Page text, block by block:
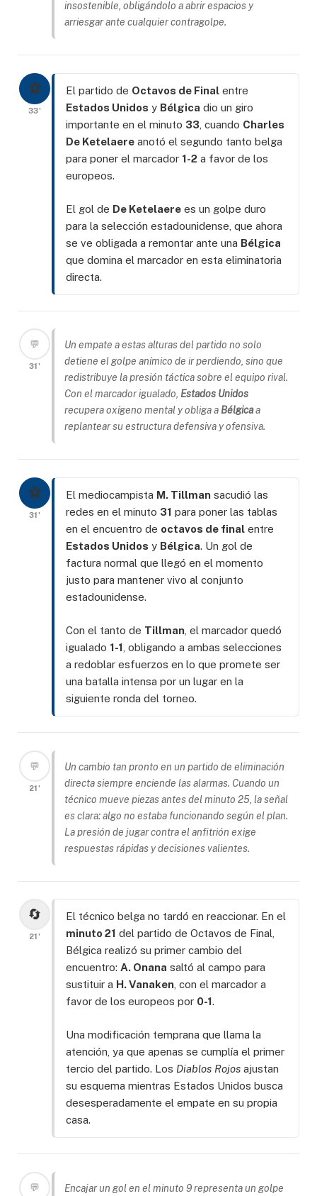
insostenible, obligándolo a abrir espacios y
arriesgar ante cualquier contragolpe.
⚽
33'
El partido de Octavos de Final entre
Estados Unidos y Bélgica dio un giro
importante en el minuto 33 , cuando Charles
De Ketelaere anotó el segundo tanto belga
para poner el marcador 1-2 a favor de los
europeos.
El gol de De Ketelaere es un golpe duro
para la selección estadounidense, que ahora
se ve obligada a remontar ante una Bélgica
que domina el marcador en esta eliminatoria
directa.
💬
31'
Un empate a estas alturas del partido no solo
detiene el golpe anímico de ir perdiendo, sino que
redistribuye la presión táctica sobre el equipo rival.
Con el marcador igualado, Estados Unidos
recupera oxígeno mental y obliga aBélgicaa
replantear su estructura defensiva y ofensiva.
⚽
31'
El mediocampista M. Tillman sacudió las
redes en el minuto 31 para poner las tablas
en el encuentro de octavos de final entre
Estados Unidos y Bélgica. Un gol de
factura normal que llegó en el momento
justo para mantener vivo al conjunto
estadounidense.
Con el tanto de Tillman , el marcador quedó
igualado 1-1 , obligando a ambas selecciones
a redoblar esfuerzos en lo que promete ser
una batalla intensa por un lugar en la
siguiente ronda del torneo.
💬
21'
Un cambio tan pronto en un partido de eliminación
directa siempre enciende las alarmas. Cuando un
técnico mueve piezas antes del minuto 25, la señal
es clara: algo no estaba funcionando según el plan.
La presión de jugar contra el anfitrión exige
respuestas rápidas y decisiones valientes.
🔄
21'
El técnico belga no tardó en reaccionar. En el
minuto 21 del partido de Octavos de Final,
Bélgica realizó su primer cambio del
encuentro: A. Onana saltó al campo para
sustituir a H. Vanaken , con el marcador a
favor de los europeos por 0-1.
Una modificación temprana que llama la
atención, ya que apenas se cumplía el primer
tercio del partido. Los Diablos Rojos ajustan
su esquema mientras Estados Unidos busca
desesperadamente el empate en su propia
casa.
💬
Encajar un gol en el minuto 9 representa un golpe